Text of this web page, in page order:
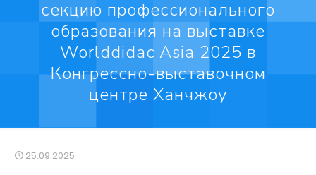
секцию профессионального
образования на выставке
Worlddidac Asia 2025 в
Конгрессно-выставочном
центре Ханчжоу
25.09.2025